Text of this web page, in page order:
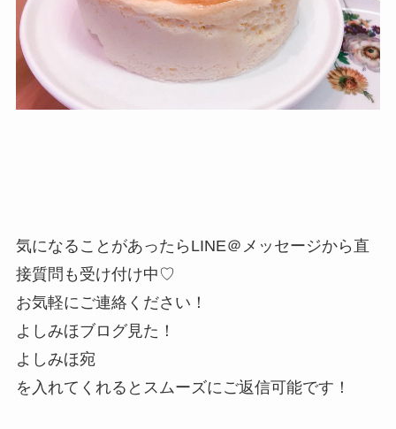
気になることがあったらLINE＠メッセージから直
接質問も受け付け中♡
お気軽にご連絡ください！
よしみほブログ見た！
よしみほ宛
を入れてくれるとスムーズにご返信可能です！